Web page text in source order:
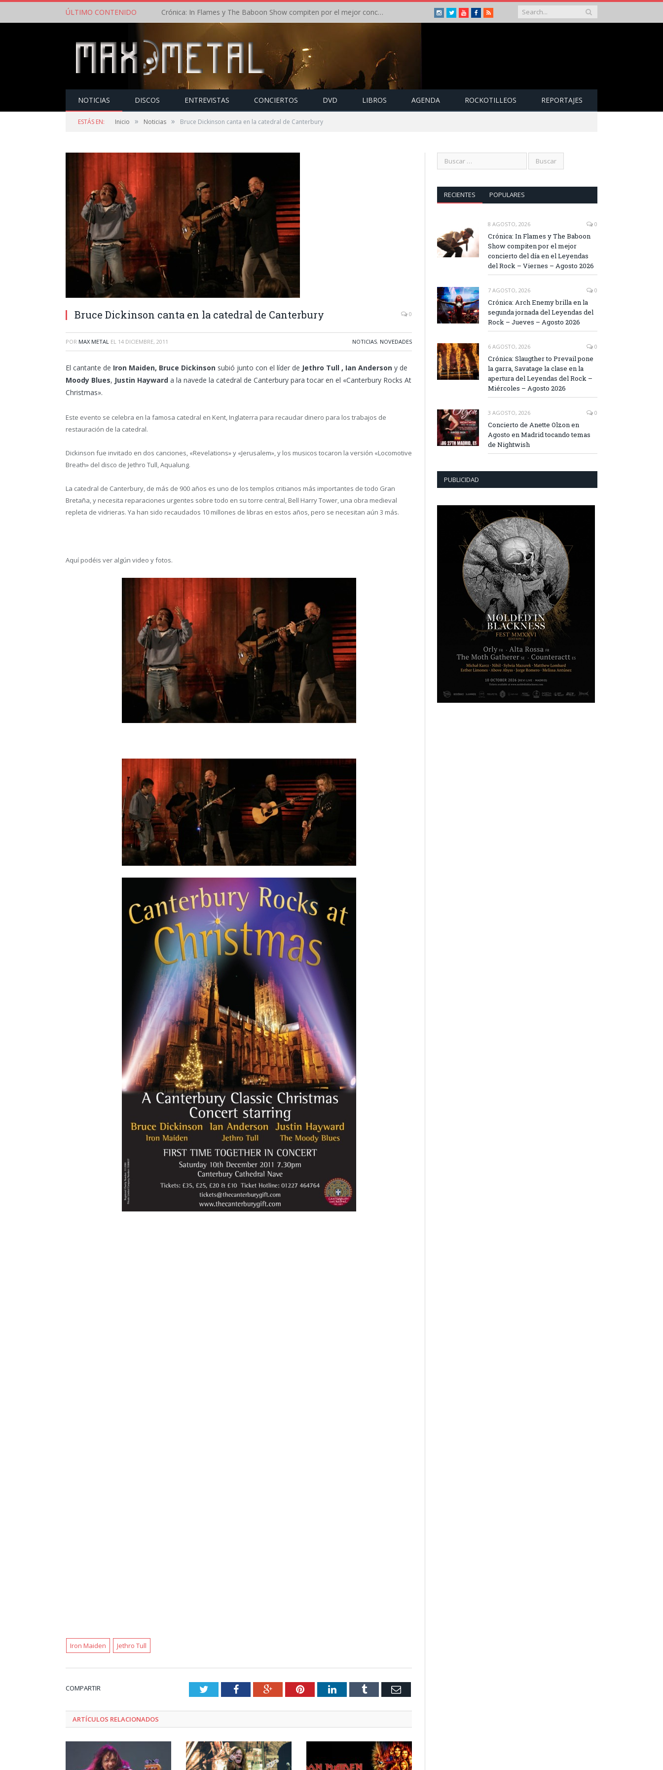
ÚLTIMO CONTENIDO Crónica: In Flames y The Baboon Show compiten por el mejor concierto del día en el Leyendas del Rock – Viernes – Agosto 2026 Instagram
TwitterYoutubeFacebook
RSS
NOTICIAS DISCOS ENTREVISTAS CONCIERTOS DVD LIBROS AGENDA ROCKOTILLEOS REPORTAJES
ESTÁS EN: Inicio » Noticias » Bruce Dickinson canta en la catedral de Canterbury
Bruce Dickinson canta en la catedral de Canterbury 0
POR MAX METAL EL 14 DICIEMBRE, 2011 NOTICIAS, NOVEDADES
El cantante de Iron Maiden, Bruce Dickinson subió junto con el líder de Jethro Tull , Ian Anderson y de
Moody Blues, Justin Hayward a la navede la catedral de Canterbury para tocar en el «Canterbury Rocks At
Christmas».
Este evento se celebra en la famosa catedral en Kent, Inglaterra para recaudar dinero para los trabajos de
restauración de la catedral.
Dickinson fue invitado en dos canciones, «Revelations» y «Jerusalem», y los musicos tocaron la versión «Locomotive
Breath» del disco de Jethro Tull, Aqualung.
La catedral de Canterbury, de más de 900 años es uno de los templos critianos más importantes de todo Gran
Bretaña, y necesita reparaciones urgentes sobre todo en su torre central, Bell Harry Tower, una obra medieval
repleta de vidrieras. Ya han sido recaudados 10 millones de libras en estos años, pero se necesitan aún 3 más.
Aquí podéis ver algún video y fotos.
Iron Maiden Jethro Tull
COMPARTIR TwitterFacebookGoogle+PinterestLinkedInTumblr Email
ARTÍCULOS RELACIONADOS
RECIENTES POPULARES
8 AGOSTO, 2026 0
Crónica: In Flames y The Baboon
Show compiten por el mejor
concierto del día en el Leyendas
del Rock – Viernes – Agosto 2026
7 AGOSTO, 2026 0
Crónica: Arch Enemy brilla en la
segunda jornada del Leyendas del
Rock – Jueves – Agosto 2026
6 AGOSTO, 2026 0
Crónica: Slaugther to Prevail pone
la garra, Savatage la clase en la
apertura del Leyendas del Rock –
Miércoles – Agosto 2026
3 AGOSTO, 2026 0
Concierto de Anette Olzon en
Agosto en Madrid tocando temas
de Nightwish
PUBLICIDAD